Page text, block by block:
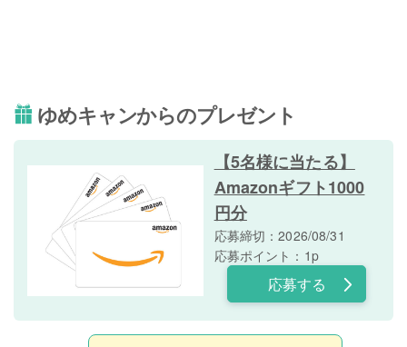
ゆめキャンからのプレゼント
【5名様に当たる】
Amazonギフト1000
円分
応募締切：2026/08/31
応募ポイント：1p
応募する